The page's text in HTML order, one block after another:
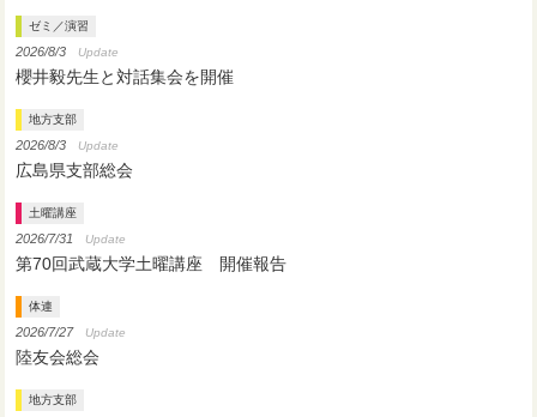
ゼミ／演習
2026/8/3 Update
櫻井毅先生と対話集会を開催
地方支部
2026/8/3 Update
広島県支部総会
土曜講座
2026/7/31 Update
第70回武蔵大学土曜講座 開催報告
体連
2026/7/27 Update
陸友会総会
地方支部